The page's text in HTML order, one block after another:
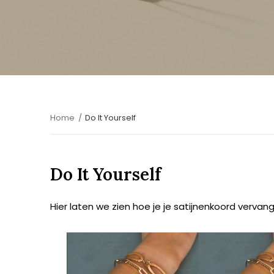
Home Do It Yourself
Do It Yourself
Hier laten we zien hoe je je satijnenkoord